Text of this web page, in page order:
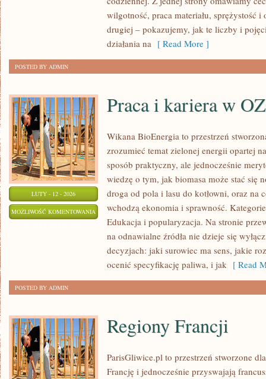
ŚWIATA
wilgotność, praca materiału, sprężystość i
drugiej – pokazujemy, jak te liczby i
działania na [ Read More ]
POSTED BY ADMIN
LUTY - 12 - 2026
MOŻLIWOŚĆ KOMENTOWANIA PRACA
KARIERA
Praca i kariera w
Wikana BioEnergia to przestrzeń
zrozumieć temat zielonej energii opartej
sposób praktyczny, ale jednocześnie
wiedzę o tym, jak biomasa może stać się
droga od pola i lasu do kotłowni, oraz na
wchodzą ekonomia i sprawność.
Edukacja i popularyzacja. Na stronie
na odnawialne źródła nie dzieje się
decyzjach: jaki surowiec ma sens, jakie
ocenić specyfikację paliwa, i jak [ Read
POSTED BY ADMIN
Regiony Francji
ParisGliwice.pl to przestrzeń stworzone
Francję i jednocześnie przyswajają